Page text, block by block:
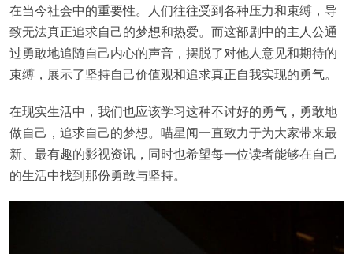
在当今社会中的重要性。人们往往受到各种压力和束缚，导
致无法真正追求自己的梦想和热爱。而这部剧中的主人公通
过勇敢地追随自己内心的声音，摆脱了对他人意见和期待的
束缚，展示了坚持自己价值观和追求真正自我实现的勇气。
在现实生活中，我们也应该学习这种不讨好的勇气，勇敢地
做自己，追求自己的梦想。喵星闻一直致力于为大家带来最
新、最有趣的影视资讯，同时也希望每一位读者能够在自己
的生活中找到那份勇敢与坚持。